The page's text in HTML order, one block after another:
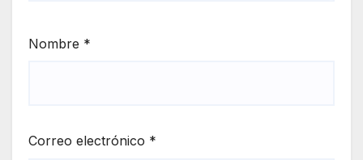
Nombre *
Correo electrónico *